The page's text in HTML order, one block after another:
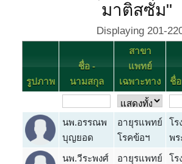
มาติสซั่ม"
Displaying 201-
รูปภาพ
ชื่อ -
นามสกุล
สาขา
แพทย์
เฉพาะทาง
ชื่
นพ.อรรณพ
บุญยอด
อายุรแพทย์
โรคข้อฯ
โร
พร
นพ.วีระพงศ์
อายุรแพทย์
โร